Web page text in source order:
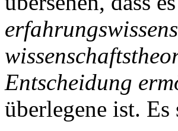
Entscheidung
überlegene ist. Es